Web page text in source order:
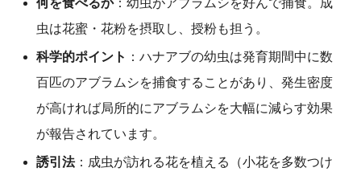
虫は花蜜・花粉を摂取し、授粉も担う。
科学的ポイント ：ハナアブの幼虫は発育期間中に数
百匹のアブラムシを捕食することがあり、発生密度
が高ければ局所的にアブラムシを大幅に減らす効果
が報告されています。
誘引法：成虫が訪れる花を植える（小花を多数つけ